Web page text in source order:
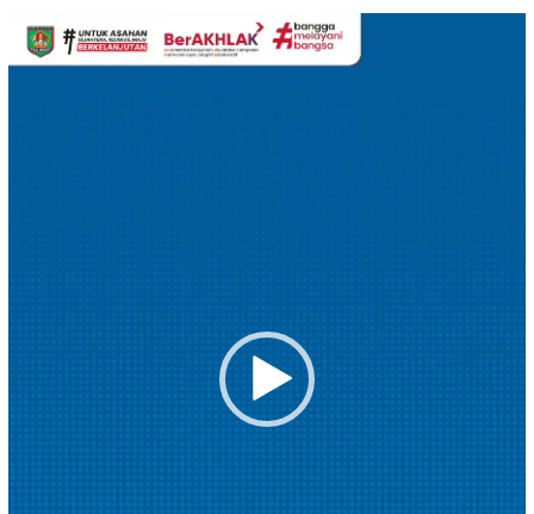
Pemutar
Video